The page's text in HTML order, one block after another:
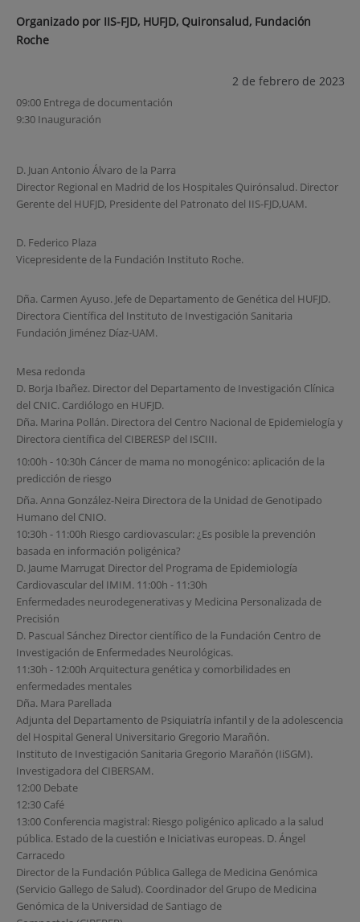
Organizado por IIS-FJD, HUFJD, Quironsalud, Fundación
Roche
2 de febrero de 2023
09:00 Entrega de documentación
9:30 Inauguración
D. Juan Antonio Álvaro de la Parra
Director Regional en Madrid de los Hospitales Quirónsalud. Director
Gerente del HUFJD, Presidente del Patronato del IIS-FJD,UAM.
D. Federico Plaza
Vicepresidente de la Fundación Instituto Roche.
Dña. Carmen Ayuso. Jefe de Departamento de Genética del HUFJD.
Directora Científica del Instituto de Investigación Sanitaria
Fundación Jiménez Díaz-UAM.
Mesa redonda
D. Borja Ibañez. Director del Departamento de Investigación Clínica
del CNIC. Cardiólogo en HUFJD.
Dña. Marina Pollán. Directora del Centro Nacional de Epidemielogía y
Directora científica del CIBERESP del ISCIII.
10:00h - 10:30h Cáncer de mama no monogénico: aplicación de la
predicción de riesgo
Dña. Anna González-Neira Directora de la Unidad de Genotipado
Humano del CNIO.
10:30h - 11:00h Riesgo cardiovascular: ¿Es posible la prevención
basada en información poligénica?
D. Jaume Marrugat Director del Programa de Epidemiología
Cardiovascular del IMIM. 11:00h - 11:30h
Enfermedades neurodegenerativas y Medicina Personalizada de
Precisión
D. Pascual Sánchez Director científico de la Fundación Centro de
Investigación de Enfermedades Neurológicas.
11:30h - 12:00h Arquitectura genética y comorbilidades en
enfermedades mentales
Dña. Mara Parellada
Adjunta del Departamento de Psiquiatría infantil y de la adolescencia
del Hospital General Universitario Gregorio Marañón.
Instituto de Investigación Sanitaria Gregorio Marañón (IiSGM).
Investigadora del CIBERSAM.
12:00 Debate
12:30 Café
13:00 Conferencia magistral: Riesgo poligénico aplicado a la salud
pública. Estado de la cuestión e Iniciativas europeas. D. Ángel
Carracedo
Director de la Fundación Pública Gallega de Medicina Genómica
(Servicio Gallego de Salud). Coordinador del Grupo de Medicina
Genómica de la Universidad de Santiago de